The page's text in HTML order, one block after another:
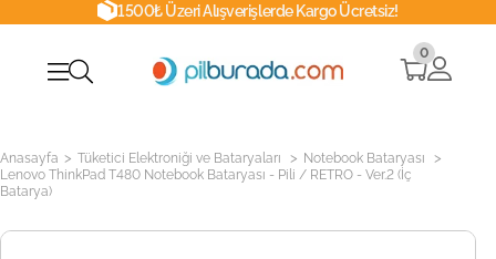
1500₺ Üzeri Alışverişlerde Kargo Ücretsiz!
0
Anasayfa > Tüketici Elektroniği ve Bataryaları > Notebook Bataryası >
Lenovo ThinkPad T480 Notebook Bataryası - Pili / RETRO - Ver.2 (İç
Batarya)